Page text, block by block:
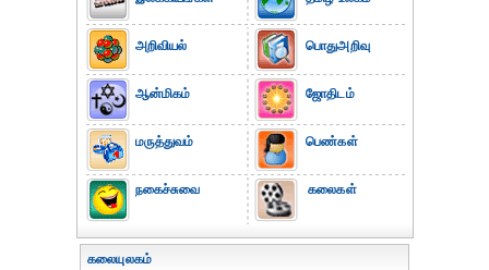
அறிவியல்
ஆன்மிகம்
மருத்துவம்
நகைச்சுவை
பொதுஅறிவு
ஜோதிடம்
பெண்கள்
கலைகள்
கலையுலகம்